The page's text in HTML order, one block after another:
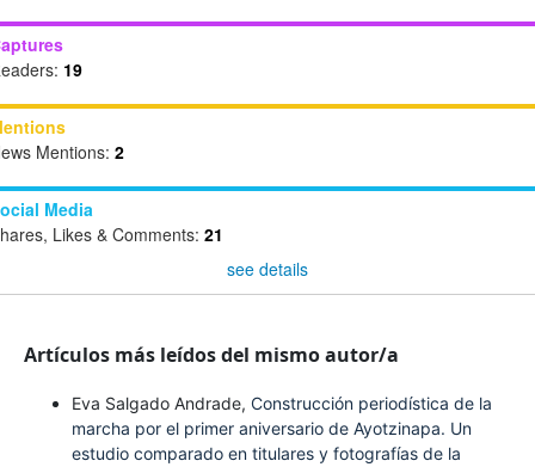
19
Mentions: 2
Media
Likes & Comments: 21
see details
Artículos más leídos del mismo autor/a
Eva Salgado Andrade, Construcción periodística de la
marcha por el primer aniversario de Ayotzinapa. Un
estudio comparado en titulares y fotografías de la